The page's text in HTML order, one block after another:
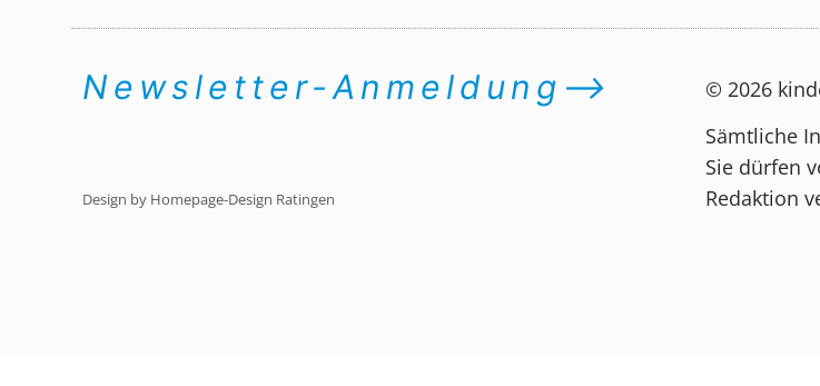
Newsletter-Anmeldung⟶
Design by Homepage-Design Ratingen
© 2026
Sämtliche
Sie dürfen
Redaktion